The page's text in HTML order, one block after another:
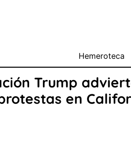
Hemeroteca
Trump
en